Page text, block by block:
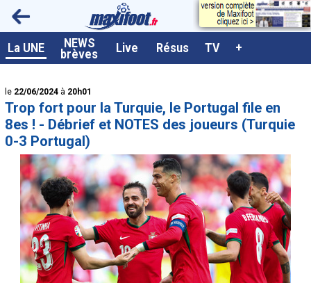
La UNE NEWS
brèves Live Résus TV +
<
le 22/06/2024 à 20h01
Trop fort pour la Turquie, le Portugal file en
8es ! - Débrief et NOTES des joueurs (Turquie
0-3 Portugal)
A la UNE
Live / Matchs en direct
Résultats et Classements
Class. buteurs européens
Programme TV foot
Vidéos
Sondages
Tableau transferts L1
Taille de la police